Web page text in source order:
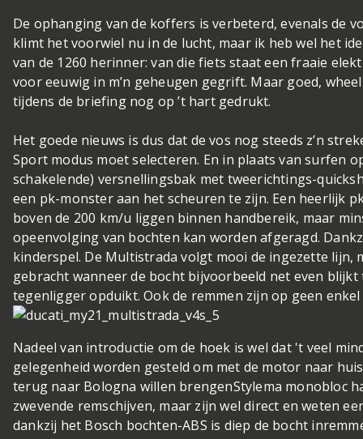
De ophanging van de koffers is verbeterd, evenals de
klimt het voorwiel nu in de lucht, maar ik heb wel het
van de 1260 herinner: van die fiets staat een fraaie
voor eeuwig in m’n geheugen gegrift. Maar goed,
tijdens de briefing nog op ’t hart gedrukt.
Het goede nieuws is dus dat de vos nog steeds z’n
Sport modus moet selecteren. En in plaats van surfen
schakelende) versnellingsbak met tweerichtings-
een pk-monster aan het scheuren te zijn. Een heerlijk
boven de 200 km/u liggen binnen handbereik, maar
opeenvolging van bochten kan worden afgeragd.
kinderspel. De Multistrada volgt mooi de ingezette lijn,
gebracht wanneer de bocht bijvoorbeeld net even
tegenligger opduikt. Ook de remmen zijn op geen
Nadeel van introductie om de hoek is wel dat 't veel
gelegenheid worden gesteld om met de motor naar
terug naar Bologna willen brengenStylema monobloc
zwevende remschijven, maar zijn wel direct en weten
dankzij het Bosch bochten-ABS is diep de bocht